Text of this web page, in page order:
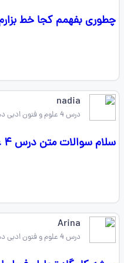
چطوری بفهمم کجا خط
nadia
درس 4 علوم و فنون ادبی دهم
سلام سوالات متن درس ۴ علوم و فنون رو میخواستم
Arina
درس 4 علوم و فنون ادبی دهم